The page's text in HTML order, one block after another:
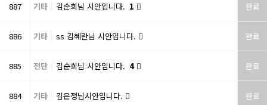
887 기타 김순희님 시안입니다. 1 완료
886 기타 ss 김혜란님 시안입니다. 완료
885 전단 김순희님 시안입니다. 4 완료
884 기타 김은정님시안입니다. 완료